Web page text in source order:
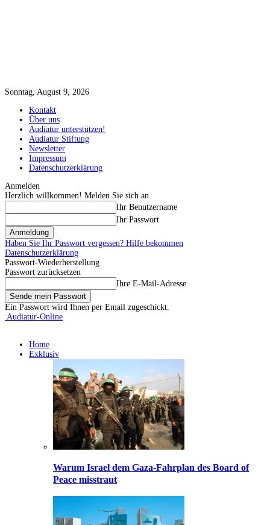
Sonntag, August 9, 2026
Kontakt
Über uns
Audiatur unterstützen!
Audiatur Stiftung
Newsletter
Impressum
Datenschutzerklärung
Anmelden
Herzlich willkommen! Melden Sie sich an
Ihr Benutzername
Ihr Passwort
Haben Sie Ihr Passwort vergessen? Hilfe bekommen
Datenschutzerklärung
Passwort-Wiederherstellung
Passwort zurücksetzen
Ihre E-Mail-Adresse
Ein Passwort wird Ihnen per Email zugeschickt.
Audiatur-Online
Home
Exklusiv
Warum Israel dem Gaza-Fahrplan des Board of
Peace misstraut